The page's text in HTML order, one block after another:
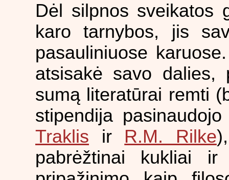
Dėl silpnos sveikatos
karo tarnybos, jis
pasauliniuose
atsisakė savo dalies,
sumą literatūrai remti
stipendija
Traklis ir R.M. Rilke
pabrėžtinai kukliai ir